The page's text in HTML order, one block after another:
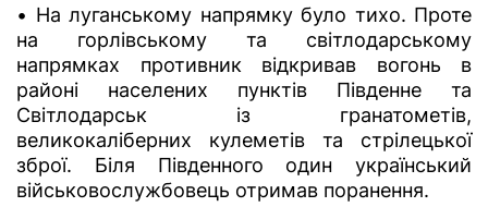
• На луганському напрямку було тихо. Проте
на горлівському та світлодарському
напрямках противник відкривав вогонь в
районі населених пунктів Південне та
Світлодарськ із гранатометів,
великокаліберних кулеметів та стрілецької
зброї. Біля Південного один український
військовослужбовець отримав поранення.